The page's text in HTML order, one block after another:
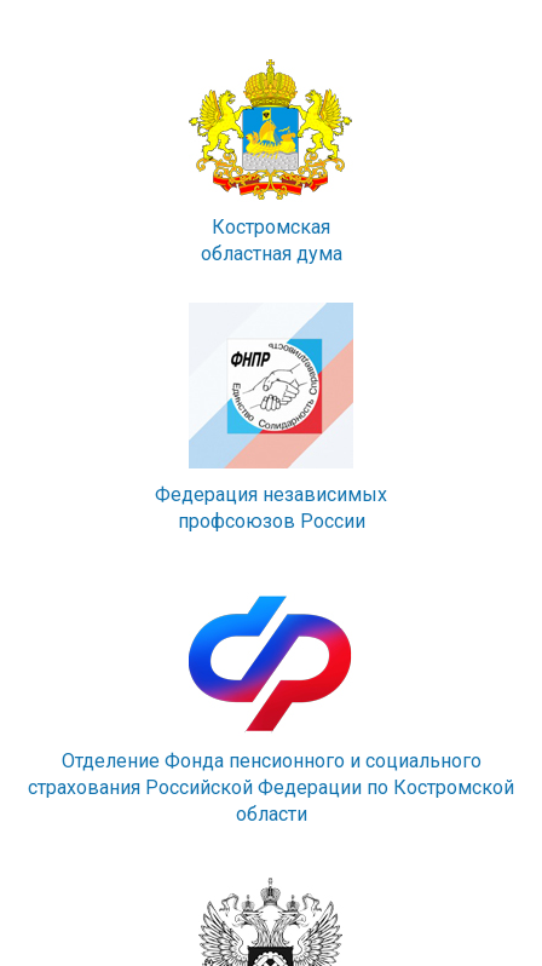
Костромская
областная дума
Федерация независимых
профсоюзов России
Отделение Фонда пенсионного и социального
страхования Российской Федерации по Костромской
области